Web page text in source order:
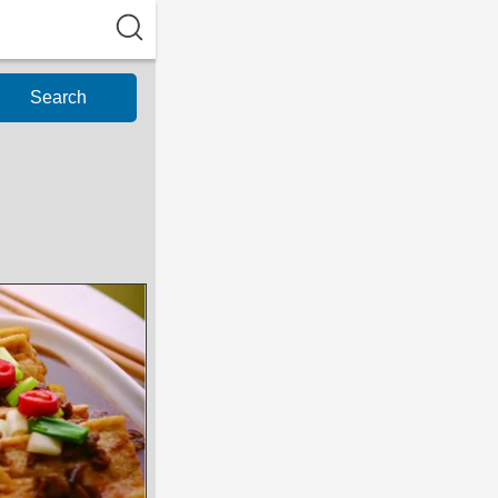
Search